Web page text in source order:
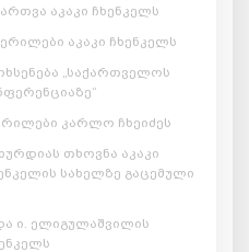
აკაკი ჩხენკელს
აკაკი ჩხენკელს
„საქართველოს
კარლო ჩხეიძეს
თხოვნა აკაკი
სახელზე გაცემული
ი. ელიგულაშვილის